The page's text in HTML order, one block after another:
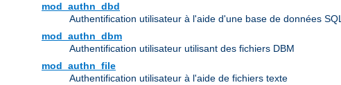
mod_authn_dbd
Authentification utilisateur à l'aide d'une base de données SQL
mod_authn_dbm
Authentification utilisateur utilisant des fichiers DBM
mod_authn_file
Authentification utilisateur à l'aide de fichiers texte